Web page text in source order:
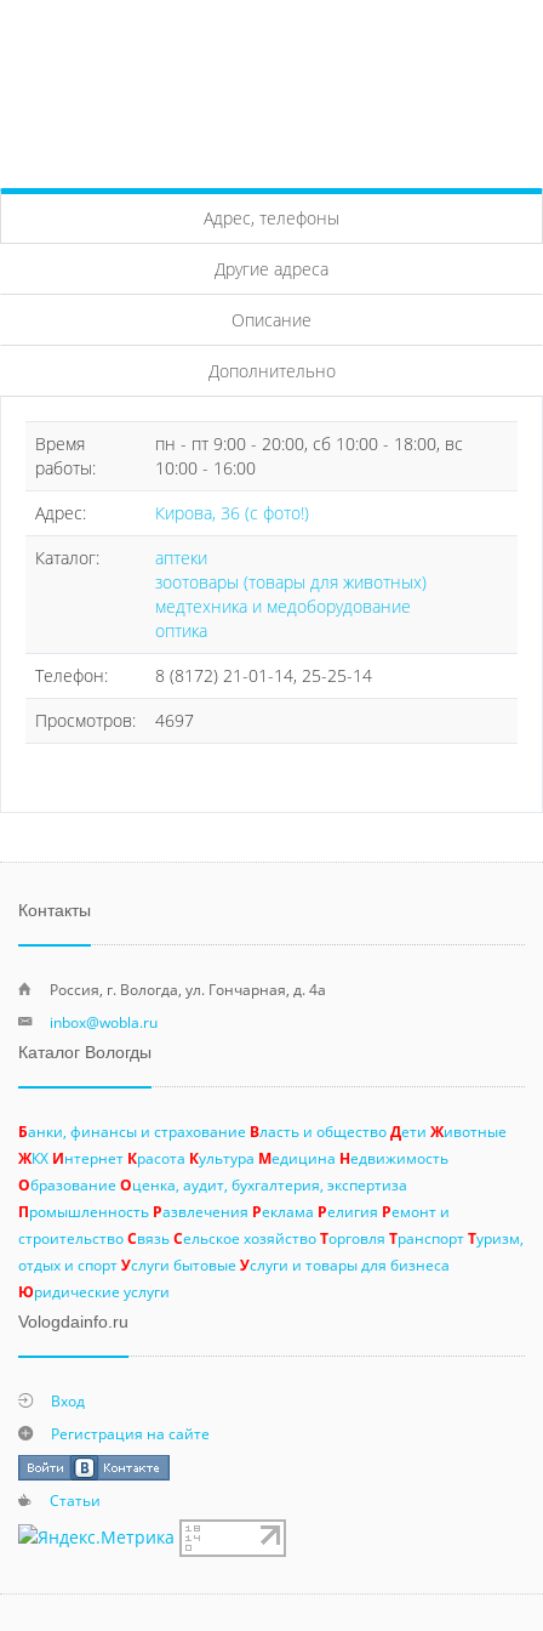
Адрес, телефоны
Другие адреса
Описание
Дополнительно
Время
работы:
пн - пт 9:00 - 20:00, сб 10:00 - 18:00, вс
10:00 - 16:00
Адрес:
Кирова, 36 (с фото!)
Каталог:
аптеки
зоотовары (товары для животных)
медтехника и медоборудование
оптика
Телефон:
8 (8172) 21-01-14, 25-25-14
Просмотров:
4697
Контакты
Россия, г. Вологда, ул. Гончарная, д. 4а
inbox@wobla.ru
Каталог Вологды
Банки, финансы и страхование Власть и обществоДети Животные
ЖКХ Интернет Красота Культура Медицина Недвижимость
Образование Оценка, аудит, бухгалтерия, экспертиза
Промышленность Развлечения Реклама Религия Ремонт и
строительствоСвязьСельское хозяйствоТорговля ТранспортТуризм,
отдых и спортУслуги бытовые Услуги и товары для бизнеса
Юридические услуги
Vologdainfo.ru
Вход
Регистрация на сайте
Статьи